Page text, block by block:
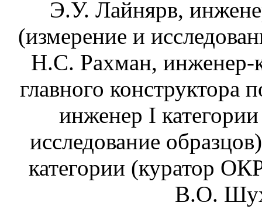
Э.У. Лайнярв,
(измерение и
Н.С. Рахман, инженер-
главного конструктора
инженер I
исследование
категории (куратор
В.О.